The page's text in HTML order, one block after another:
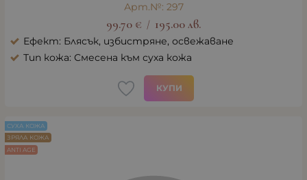
Арт.№: 297
99.70 € / 195.00лв.
Ефект: Блясък, избистряне, освежаване
Тип кожа: Смесена към суха кожа
КУПИ
СУХА КОЖА
ЗРЯЛА КОЖА
ANTI AGE